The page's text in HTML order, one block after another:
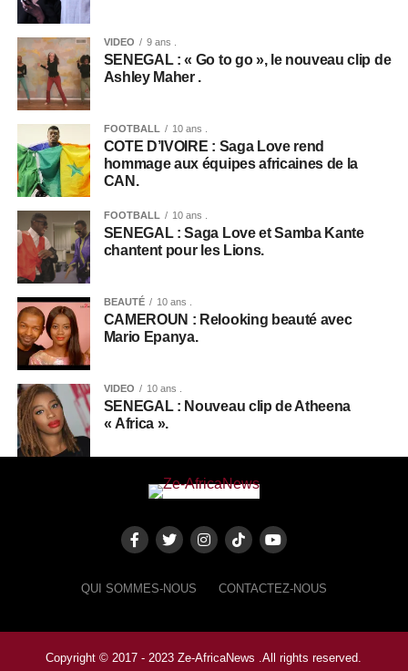
VIDEO 9 ans .
SENEGAL : « Go to go », le nouveau clip de
Ashley Maher .
FOOTBALL 10 ans .
COTE D’IVOIRE : Saga Love rend
hommage aux équipes africaines de la
CAN.
FOOTBALL 10 ans .
SENEGAL : Saga Love et Samba Kante
chantent pour les Lions.
BEAUTÉ 10 ans .
CAMEROUN : Relooking beauté avec
Mario Epanya.
VIDEO 10 ans .
SENEGAL : Nouveau clip de Atheena
« Africa ».
QUI SOMMES-NOUS CONTACTEZ-NOUS
Copyright © 2017 - 2023 Ze-AfricaNews .All rights reserved.